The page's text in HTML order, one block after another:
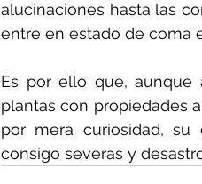
alucinaciones hasta las
entre en estado de coma
Es por ello que,
plantas con propiedades
por mera curiosidad,
consigo severas y